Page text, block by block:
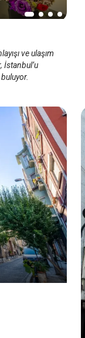
ve ulaşım
İstanbul’u